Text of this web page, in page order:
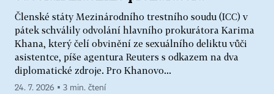
Členské státy Mezinárodního trestního soudu (ICC) v
pátek schválily odvolání hlavního prokurátora Karima
Khana, který čelí obvinění ze sexuálního deliktu vůči
asistentce, píše agentura Reuters s odkazem na dva
diplomatické zdroje. Pro Khanovo...
24. 7. 2026 ▪ 3 min. čtení